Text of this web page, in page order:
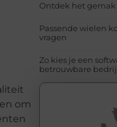
om
Ontdek het
Passende wielen
vragen
Zo kies je een
betrouwbare